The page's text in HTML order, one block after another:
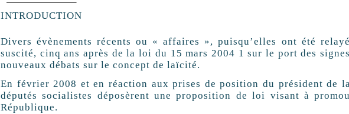
INTRODUCTION
Divers évènements récents ou « affaires », puisqu’elles ont été
suscité, cinq ans après de la loi du 15 mars 2004 1 sur le port des
nouveaux débats sur le concept de laïcité.
En février 2008 et en réaction aux prises de position du président de
députés socialistes déposèrent une proposition de loi visant à
République.